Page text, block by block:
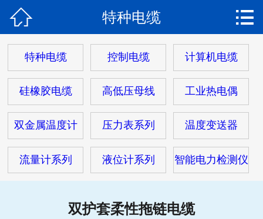
关于我们
产品中心
热门电缆
客户服务
 特种电缆 
特种电缆 控制电缆 计算机电缆
硅橡胶电缆 高低压母线 工业热电偶
双金属温度计 压力表系列 温度变送器
流量计系列 液位计系列 智能电力检测仪
双护套柔性拖链电缆